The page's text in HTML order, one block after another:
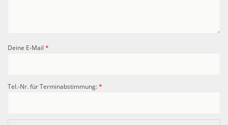
Deine E-Mail *
Tel.-Nr. für Terminabstimmung:*